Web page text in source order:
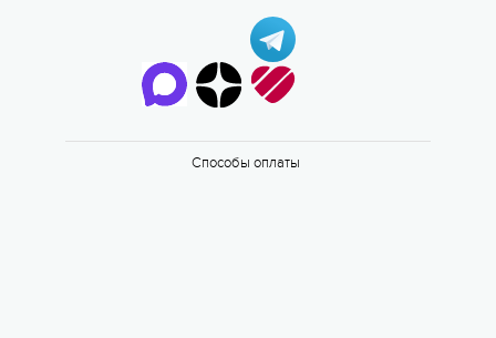
Способы оплаты